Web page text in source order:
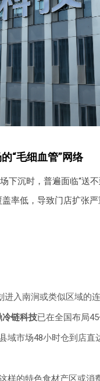
“毛细血管”网络
下沉时，普遍面临“送不
率低，导致门店扩张
进入南涧或类似区域的
冷链科技已在全国布局
域市场48小时仓到店直
样的特色食材产区或消